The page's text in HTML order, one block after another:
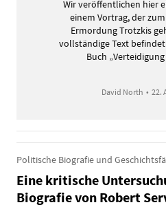
Wir veröffentlichen hier
einem Vortrag, der
Ermordung Trotzkis
vollständige Text
Buch
David North • 22.
Politische Biografie und
Eine kritische
Biografie von Robert